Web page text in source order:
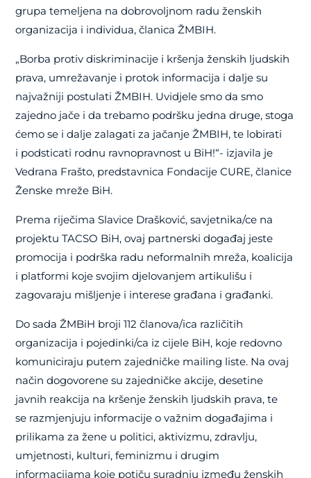
grupa temeljena na dobrovoljnom radu ženskih
organizacija i individua, članica ŽMBIH.
„Borba protiv diskriminacije i kršenja ženskih ljudskih
prava, umrežavanje i protok informacija i dalje su
najvažniji postulati ŽMBIH. Uvidjele smo da smo
zajedno jače i da trebamo podršku jedna druge, stoga
ćemo se i dalje zalagati za jačanje ŽMBIH, te lobirati
i podsticati rodnu ravnopravnost u BiH!“- izjavila je
Vedrana Frašto, predstavnica Fondacije CURE, članice
Ženske mreže BiH.
Prema riječima Slavice Drašković, savjetnika/ce na
projektu TACSO BiH, ovaj partnerski događaj jeste
promocija i podrška radu neformalnih mreža, koalicija
i platformi koje svojim djelovanjem artikulišu i
zagovaraju mišljenje i interese građana i građanki.
Do sada ŽMBiH broji 112 članova/ica različitih
organizacija i pojedinki/ca iz cijele BiH, koje redovno
komuniciraju putem zajedničke mailing liste. Na ovaj
način dogovorene su zajedničke akcije, desetine
javnih reakcija na kršenje ženskih ljudskih prava, te
se razmjenjuju informacije o važnim događajima i
prilikama za žene u politici, aktivizmu, zdravlju,
umjetnosti, kulturi, feminizmu i drugim
informacijama koje potiču suradnju između ženskih